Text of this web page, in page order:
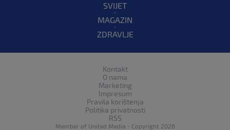
SVIJET
MAGAZIN
ZDRAVLJE
Kontakt
O nama
Marketing
Impresum
Pravila korištenja
Politika privatnosti
RSS
Member of United Media - Copyright 2026